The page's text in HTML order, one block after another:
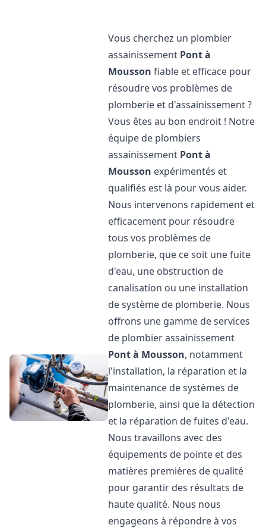
Vous cherchez un plombier
assainissement Pont à
Mousson fiable et efficace pour
résoudre vos problèmes de
plomberie et d'assainissement ?
Vous êtes au bon endroit ! Notre
équipe de plombiers
assainissement Pont à
Mousson expérimentés et
qualifiés est là pour vous aider.
Nous intervenons rapidement et
efficacement pour résoudre
tous vos problèmes de
plomberie, que ce soit une fuite
d'eau, une obstruction de
canalisation ou une installation
de système de plomberie. Nous
offrons une gamme de services
de plombier assainissement
Pont à Mousson, notamment
l'installation, la réparation et la
maintenance de systèmes de
plomberie, ainsi que la détection
et la réparation de fuites d'eau.
Nous travaillons avec des
équipements de pointe et des
matières premières de qualité
pour garantir des résultats de
haute qualité. Nous nous
engageons à répondre à vos